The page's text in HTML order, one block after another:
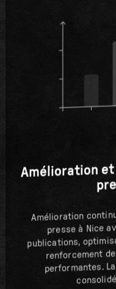
Amélioration
Amélioration
presse à Nice
publications,
renforcement
performantes.